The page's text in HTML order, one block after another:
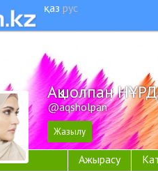
қаз рус
Ақшолпан
@aqsholpan
Ажырасу